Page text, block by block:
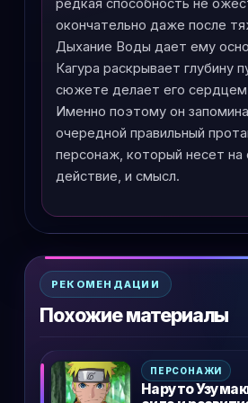
редкая способность не
окончательно даже после
Дыхание Воды дает ему
Кагура раскрывает глубину
сюжете делает его сердцем
Именно поэтому он
очередной правильный
персонаж, который несет на
действие, и смысл.
РЕКОМЕНДАЦИИ
Похожие материалы
ПЕРСОНАЖИ
Наруто